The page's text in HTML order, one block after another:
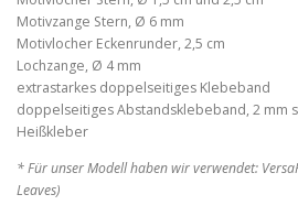
Motivzange Stern, Ø 6 mm
Motivlocher Eckenrunder, 2,5 cm
Lochzange, Ø 4 mm
extrastarkes doppelseitiges Klebeband
doppelseitiges Abstandsklebeband, 2 mm
Heißkleber
* Für unser Modell haben wir verwendet:
Leaves)